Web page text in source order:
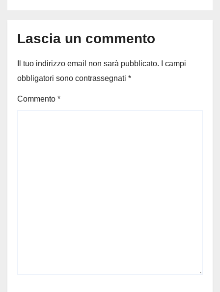
Lascia un commento
Il tuo indirizzo email non sarà pubblicato.
I campi
obbligatori sono contrassegnati *
Commento *